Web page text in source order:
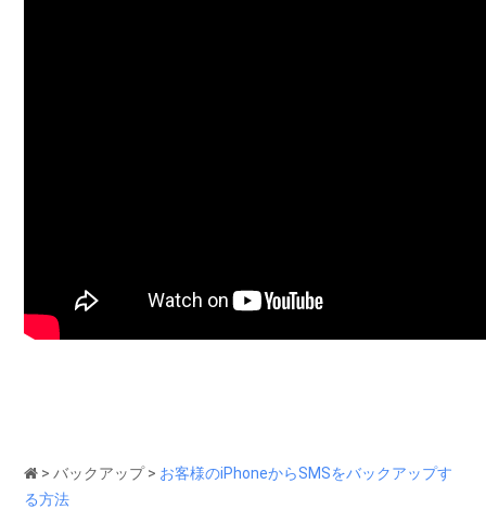
>バックアップ> お客様のiPhoneからSMSをバックアップす
る方法